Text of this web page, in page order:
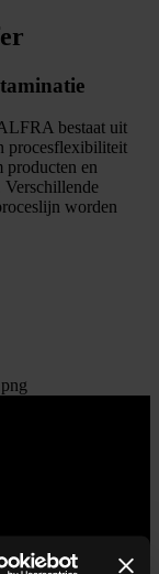
bestaat uit
procesflexibiliteit
producten en
Verschillende
worden